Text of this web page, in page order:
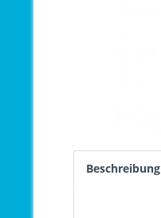
Beschreibung